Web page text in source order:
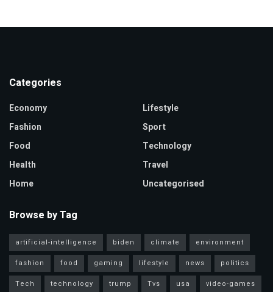
Categories
Economy
Fashion
Food
Health
Home
Lifestyle
Sport
Technology
Travel
Uncategorised
Browse by Tag
artificial-intelligence biden climate
environment
fashion
food gaming lifestyle news
politics
Tech
technology trump Tvs usa video-games